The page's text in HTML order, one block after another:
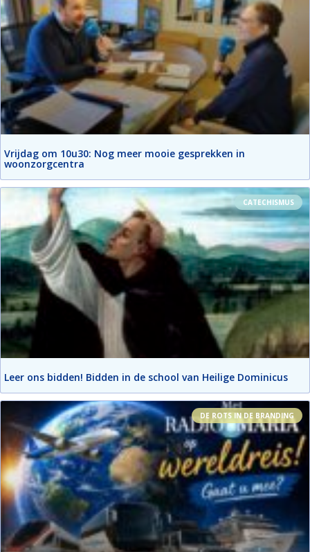
Vrijdag om 10u30: Nog meer mooie gesprekken in
woonzorgcentra
CATECHISMUS
Leer ons bidden! Bidden in de school van Heilige Dominicus
DE ROTS IN DE BRANDING